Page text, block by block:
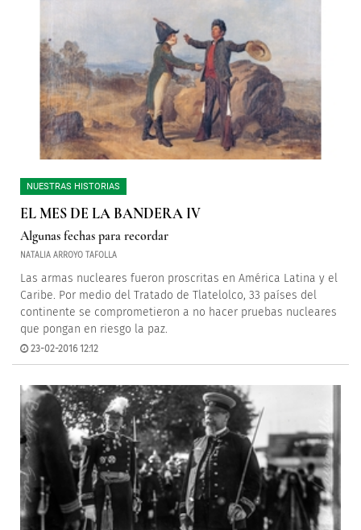
NUESTRAS HISTORIAS
EL MES DE LA BANDERA IV
Algunas fechas para recordar
NATALIA ARROYO TAFOLLA
Las armas nucleares fueron proscritas en América Latina y el
Caribe. Por medio del Tratado de Tlatelolco, 33 países del
continente se comprometieron a no hacer pruebas nucleares
que pongan en riesgo la paz.
23-02-2016 12:12